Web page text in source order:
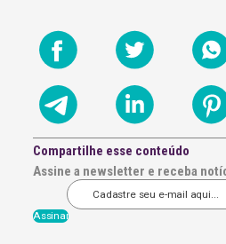
Compartilhe esse conteúdo
Assine a newsletter e receba